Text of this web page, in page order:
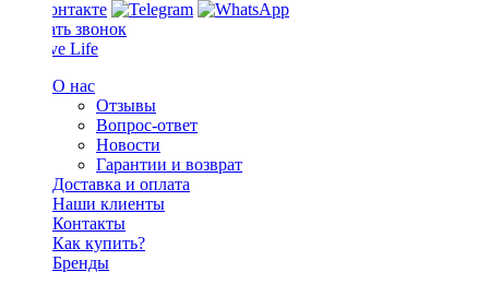
Заказать звонок
О нас
Отзывы
Вопрос-ответ
Новости
Гарантии и возврат
Доставка и оплата
Наши клиенты
Контакты
Как купить?
Бренды